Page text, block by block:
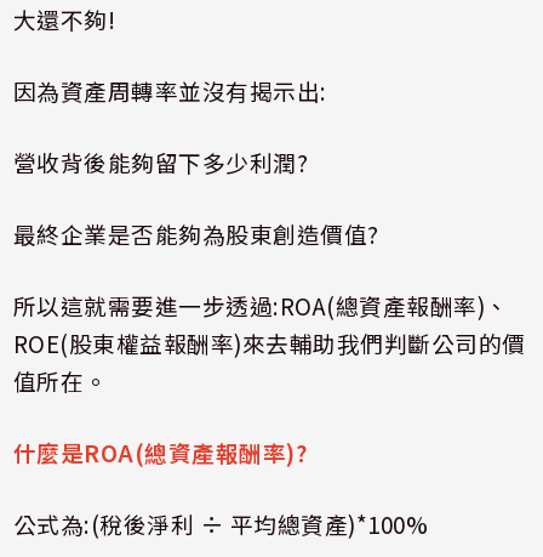
大還不夠!
因為資產周轉率並沒有揭示出:
營收背後能夠留下多少利潤?
最終企業是否能夠為股東創造價值?
所以這就需要進一步透過:ROA(總資產報酬率) 、
ROE(股東權益報酬率)來去輔助我們判斷公司的價
值所在。
什麼是ROA(總資產報酬率)?
公式為:(稅後淨利 ÷ 平均總資產)*100%